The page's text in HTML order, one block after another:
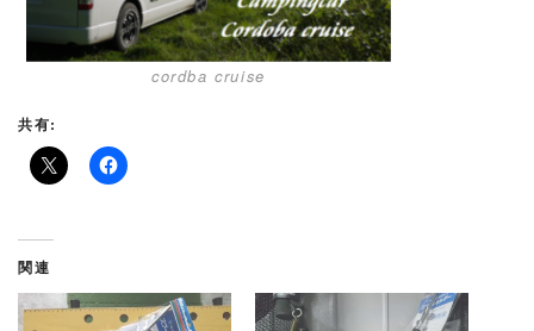
cordba cruise
共有:
関連